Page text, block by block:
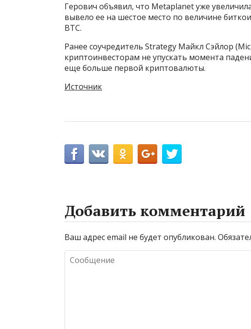
Герович объявил, что Metaplanet уже
вывело ее на шестое место по величине
BTC.
Ранее соучредитель Strategy Майкл Сэйлор
криптоинвесторам не упускать момента
еще больше первой криптовалюты.
Источник
Добавить комментарий
Ваш адрес email не будет опубликован.